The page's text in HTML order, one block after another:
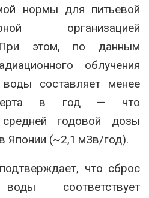
нормы для питьевой
организацией
При этом, по данным
облучения
составляет менее
в год — что
годовой дозы
Японии (~2,1 мЗв/год).
что сброс
воды соответствует